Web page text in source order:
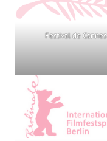
Festival de Cannes